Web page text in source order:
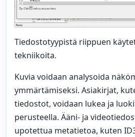
Tiedostotyypistä riippuen
tekniikoita.
Kuvia voidaan analysoida
ymmärtämiseksi. Asiakirjat,
tiedostot, voidaan lukea ja
perusteella. Ääni- ja
upotettua metatietoa, kuten